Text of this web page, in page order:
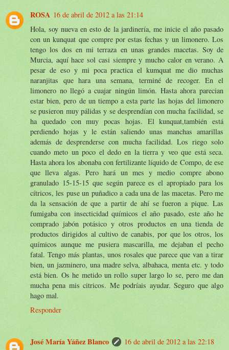
ROSA 16 de abril de 2012 a las 21:14
Hola, soy nueva en esto de la jardinería, me inicie el año pasado
con un kunquat que compre por estas fechas y un limonero. Los
tengo los dos en mi terraza en unas grandes macetas. Soy de
Murcia, aquí hace sol casi siempre y mucho calor en verano. A
pesar de eso y mi poca practica el kumquat me dio muchas
naranjitas que hara una semana, terminé de recoger. En el
limonero no llegó a cuajar ningún limón. Hasta ahora parecian
estar bien, pero de un tiempo a esta parte las hojas del limonero
se pusieron muy pálidas y se desprendían con mucha facilidad, se
ha quedado con muy pocas hojas. El kunquat,también está
perdiendo hojas y le están saliendo unas manchas amarillas
además de desprenderse con mucha facilidad. Los riego solo
cuando meto un poco el dedo en la tierra y veo que está seca.
Hasta ahora los abonaba con fertilizante líquido de Compo, de ese
que lleva algas. Pero hará un mes y medio compre abono
granulado 15-15-15 que según parece es el apropiado para los
cítricos, les puse un puñadico a cada una de las macetas. Pero me
da la sensación de que a partir de ahí se fueron a pique. Las
fumigaba con insecticidad químicos el año pasado, este año he
comprado jabón potásico y otros productos en una tienda de
productos dirigidos al cultivo de canabis, por que los otros, los
químicos aunque me pusiera mascarilla, me dejaban el pecho
fatal. Tengo más plantas, unos rosales que parece que van a tirar
bien, un jazminero, una madre selva, albahaca, menta etc. y todo
está bien. Os he metido un rollo super largo lo se, pero me dan
mucha pena mis citricos. Me podríais ayudar. Seguro que algo
hago mal.
Responder
José María Yáñez Blanco
16 de abril de 2012 a las 22:18